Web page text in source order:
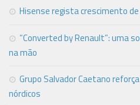
Hisense regista crescimento de
“Converted by Renault”: uma
na mão
Grupo Salvador Caetano
nórdicos